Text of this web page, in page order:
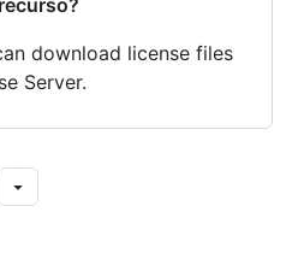
download license files
Server.